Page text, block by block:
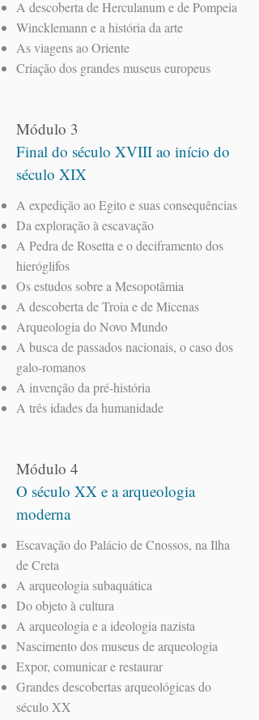
A descoberta de Herculanum e de Pompeia
Wincklemann e a história da arte
As viagens ao Oriente
Criação dos grandes museus europeus
Módulo 3
Final do século XVIII ao início do
século XIX
A expedição ao Egito e suas consequências
Da exploração à escavação
A Pedra de Rosetta e o deciframento dos
hieróglifos
Os estudos sobre a Mesopotâmia
A descoberta de Troia e de Micenas
Arqueologia do Novo Mundo
A busca de passados nacionais, o caso dos
galo-romanos
A invenção da pré-história
A três idades da humanidade
Módulo 4
O século XX e a arqueologia
moderna
Escavação do Palácio de Cnossos, na Ilha
de Creta
A arqueologia subaquática
Do objeto à cultura
A arqueologia e a ideologia nazista
Nascimento dos museus de arqueologia
Expor, comunicar e restaurar
Grandes descobertas arqueológicas do
século XX